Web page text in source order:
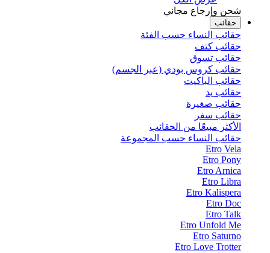
شحن وإرجاع مجاني
حقائب
حقائب النساء حسب الفئة
حقائب كتف
حقائب تسوق
حقائب كروس بودي (عبر الجسم)
حقائب الباكيت
حقائب يد
حقائب صغيرة
حقائب سفر
الأكثر مبيعًا من الحقائب
حقائب النساء حسب المجموعة
Etro Vela
Etro Pony
Etro Arnica
Etro Libra
Etro Kalispera
Etro Doc
Etro Talk
Etro Unfold Me
Etro Saturno
Etro Love Trotter